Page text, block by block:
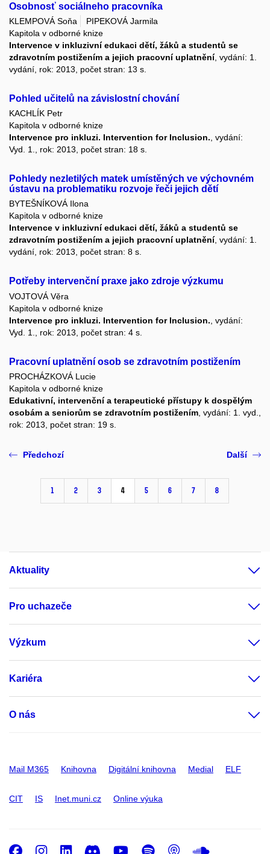
Osobnosť sociálneho pracovníka
KLEMPOVÁ Soňa
PIPEKOVÁ Jarmila
Kapitola v odborné knize
Intervence v inkluzivní edukaci dětí, žáků a studentů se
zdravotním postižením a jejich pracovní uplatnění, vydání: 1.
vydání, rok: 2013, počet stran: 13 s.
Pohled učitelů na závislostní chování
KACHLÍK Petr
Kapitola v odborné knize
Intervence pro inkluzi. Intervention for Inclusion. , vydání:
Vyd. 1., rok: 2013, počet stran: 18 s.
Pohledy nezletilých matek umístěných ve výchovném
ústavu na problematiku rozvoje řeči jejich dětí
BYTEŠNÍKOVÁ Ilona
Kapitola v odborné knize
Intervence v inkluzivní edukaci dětí, žáků a studentů se
zdravotním postižením a jejich pracovní uplatnění, vydání: 1.
vydání, rok: 2013, počet stran: 8 s.
Potřeby intervenční praxe jako zdroje výzkumu
VOJTOVÁ Věra
Kapitola v odborné knize
Intervence pro inkluzi. Intervention for Inclusion. , vydání:
Vyd. 1., rok: 2013, počet stran: 4 s.
Pracovní uplatnění osob se zdravotním postižením
PROCHÁZKOVÁ Lucie
Kapitola v odborné knize
Edukativní, intervenční a terapeutické přístupy k dospělým
osobám a seniorům se zdravotním postižením , vydání: 1. vyd.,
rok: 2013, počet stran: 19 s.
Předchozí
1 2 3 4 5 6 7 8
Další
Aktuality
Pro uchazeče
Výzkum
Kariéra
O nás
Mail M365 Knihovna Digitální knihovna Medial ELF
CIT IS Inet.muni.cz Online výuka
Facebook
Instagram
LinkedIn
DiscordYoutube
Spotify
Podcast